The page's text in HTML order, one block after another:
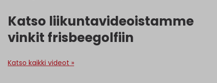
Katso liikuntavideoistamme
vinkit frisbeegolfiin
Katso kaikki videot »